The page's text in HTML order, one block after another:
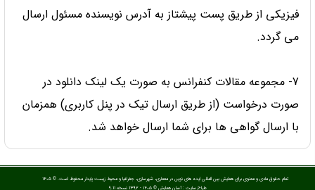
فیزیکی از طریق پست پیشتاز به آدرس نویسنده مسئول ارسال
می گردد.
7- مجموعه مقالات کنفرانس به صورت یک لینک دانلود در
صورت درخواست (از طریق ارسال تیک در پنل کاربری) همزمان
با ارسال گواهی ها برای شما ارسال خواهد شد.
تمام حقوق مادی و معنوی برای همایش بین المللی ایده های نوین در معماری، شهرسازی، جغرافیا و محیط زیست پایدار محفوظ است. © ۱۴۰۵
طراح سایت :آسان همایش © ۱۴۰۵ - 1392 نسخه 9.11